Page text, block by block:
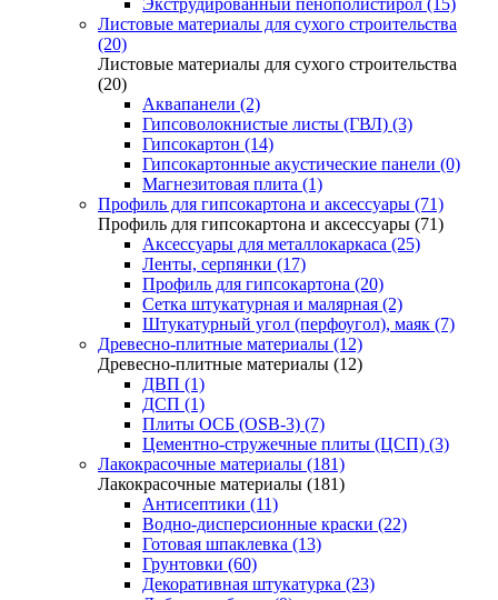
Листовые материалы для сухого строительства
(20)
Листовые материалы для сухого строительства
(20)
Аквапанели (2)
Гипсоволокнистые листы (ГВЛ) (3)
Гипсокартон (14)
Гипсокартонные акустические панели (0)
Магнезитовая плита (1)
Профиль для гипсокартона и аксессуары (71)
Профиль для гипсокартона и аксессуары (71)
Аксессуары для металлокаркаса (25)
Ленты, серпянки (17)
Профиль для гипсокартона (20)
Сетка штукатурная и малярная (2)
Штукатурный угол (перфоугол), маяк (7)
Древесно-плитные материалы (12)
Древесно-плитные материалы (12)
ДВП (1)
ДСП (1)
Плиты ОСБ (OSB-3) (7)
Цементно-стружечные плиты (ЦСП) (3)
Лакокрасочные материалы (181)
Лакокрасочные материалы (181)
Антисептики (11)
Водно-дисперсионные краски (22)
Готовая шпаклевка (13)
Грунтовки (60)
Декоративная штукатурка (23)